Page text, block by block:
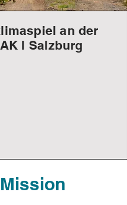
an der
I Salzburg
Mission